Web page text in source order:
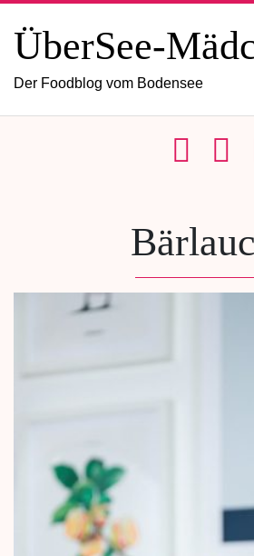
ÜberSee-
Der Foodblog vom Bodensee